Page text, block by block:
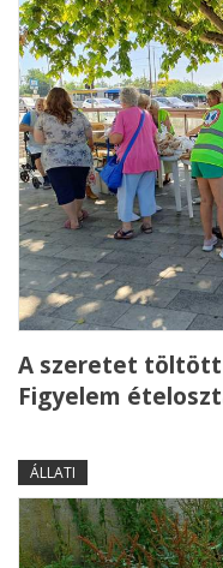
A szeretet töltött
Figyelem
ÁLLATI